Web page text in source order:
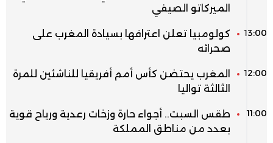
الميركاتو الصيفي
13:00
كولومبيا تعلن اعترافها بسيادة المغرب على
صحرائه
12:00
المغرب يحتضن كأس أمم أفريقيا للناشئين للمرة
الثالثة تواليا
11:00
طقس السبت.. أجواء حارة وزخات رعدية ورياح قوية
بعدد من مناطق المملكة